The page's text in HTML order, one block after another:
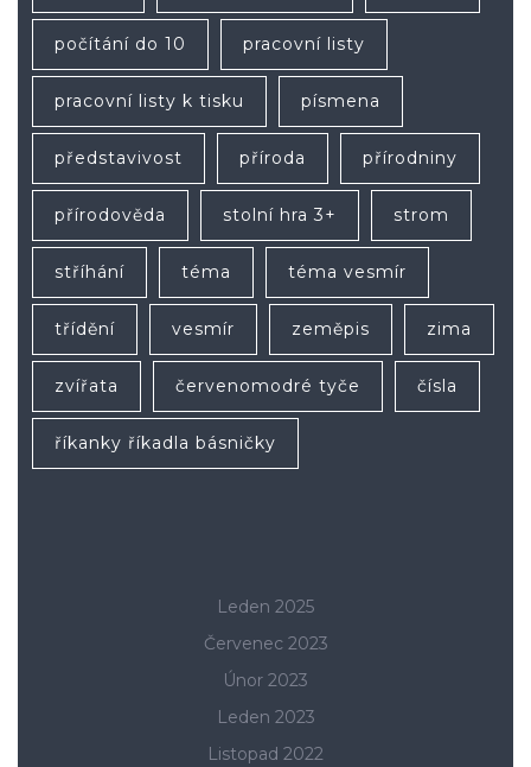
počítání do 10 pracovní listy
pracovní listy k tisku písmena
představivost příroda přírodniny
přírodověda stolní hra 3+ strom
stříhání téma téma vesmír
třídění vesmír zeměpis zima
zvířata červenomodré tyče čísla
říkanky říkadla básničky
Leden 2025
Červenec 2023
Únor 2023
Leden 2023
Listopad 2022